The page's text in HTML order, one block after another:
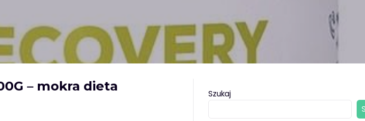
– mokra dieta
Szukaj